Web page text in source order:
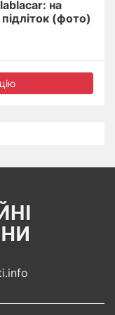
на
(фото)